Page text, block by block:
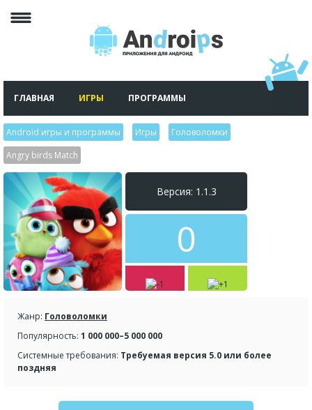
ГЛАВНАЯ ИГРЫ ПРОГРАММЫ
Android игры и программы Игры Головоломки
Angry birds Match
Версия: 1.1.3
0
Жанр: Головоломки
Популярность: 1 000 000–5 000 000
Системные требования: Требуемая версия 5.0 или более
поздняя